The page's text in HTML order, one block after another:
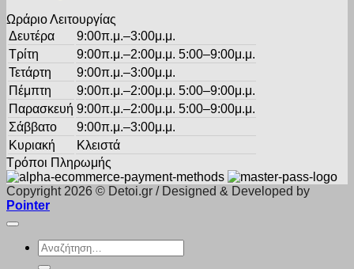
Ωράριο Λειτουργίας
Δευτέρα
9:00π.μ.–3:00μ.μ.
Τρίτη
9:00π.μ.–2:00μ.μ. 5:00–9:00μ.μ.
Τετάρτη
9:00π.μ.–3:00μ.μ.
Πέμπτη
9:00π.μ.–2:00μ.μ. 5:00–9:00μ.μ.
Παρασκευή 9:00π.μ.–2:00μ.μ. 5:00–9:00μ.μ.
Σάββατο
9:00π.μ.–3:00μ.μ.
Κυριακή
Κλειστά
Τρόποι Πληρωμής
Copyright 2026 © Detoi.gr / Designed & Developed by
Pointer
Αναζήτηση
για: